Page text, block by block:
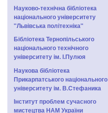
Науково-технічна бібліотека
національного університету
"Львівська політехніка"
Бібліотека Тернопільського
національного технічного
університету ім. І.Пулюя
Наукова бібліотека
Прикарпатського національного
університету ім. В.Стефаника
Інститут проблем сучасного
мистецтва НАМ України